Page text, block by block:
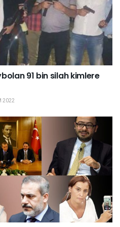
91 bin silah kimlere
2022